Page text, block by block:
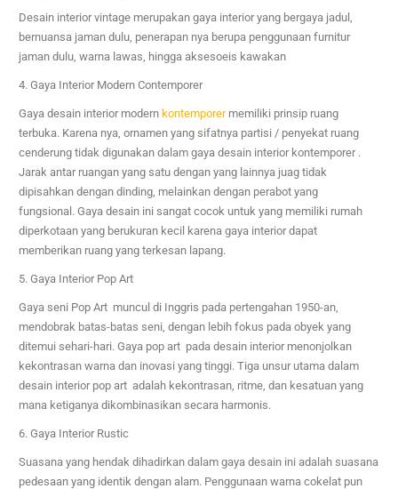
Desain interior vintage merupakan gaya interior yang bergaya jadul,
bernuansa jaman dulu, penerapan nya berupa penggunaan furnitur
jaman dulu, warna lawas, hingga aksesoeis kawakan
4. Gaya Interior Modern Contemporer
Gaya desain interior modern kontemporermemiliki prinsip ruang
terbuka. Karena nya, ornamen yang sifatnya partisi / penyekat ruang
cenderung tidak digunakan dalam gaya desain interior kontemporer .
Jarak antar ruangan yang satu dengan yang lainnya juag tidak
dipisahkan dengan dinding, melainkan dengan perabot yang
fungsional. Gaya desain ini sangat cocok untuk yang memiliki rumah
diperkotaan yang berukuran kecil karena gaya interior dapat
memberikan ruang yang terkesan lapang.
5. Gaya Interior Pop Art
Gaya seni Pop Art muncul di Inggris pada pertengahan 1950-an,
mendobrak batas-batas seni, dengan lebih fokus pada obyek yang
ditemui sehari-hari. Gaya pop art pada desain interior menonjolkan
kekontrasan warna dan inovasi yang tinggi. Tiga unsur utama dalam
desain interior pop art adalah kekontrasan, ritme, dan kesatuan yang
mana ketiganya dikombinasikan secara harmonis.
6. Gaya Interior Rustic
Suasana yang hendak dihadirkan dalam gaya desain ini adalah suasana
pedesaan yang identik dengan alam. Penggunaan warna cokelat pun